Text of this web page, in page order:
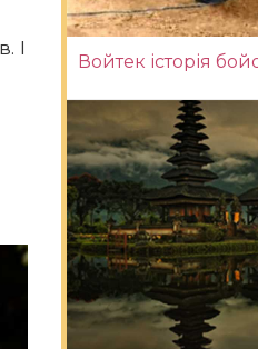
І
Войтек історія